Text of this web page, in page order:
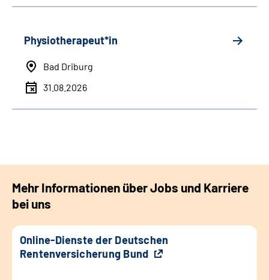
Physiotherapeut*in
Bad Driburg
31.08.2026
Mehr Informationen über Jobs und Karriere
bei uns
Online-Dienste der Deutschen
Rentenversicherung Bund